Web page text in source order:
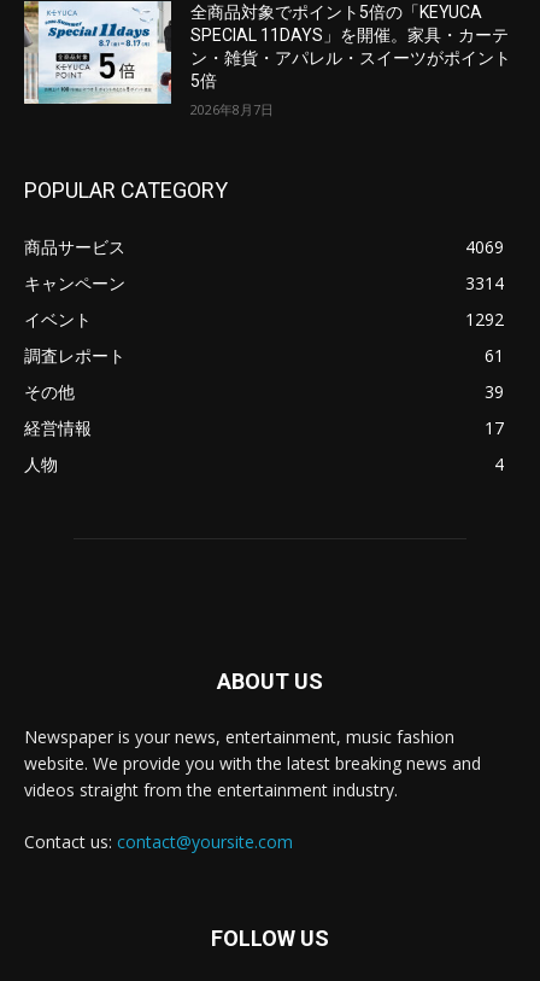
全商品対象でポイント5倍の「KEYUCA
SPECIAL 11DAYS」を開催。家具・カーテ
ン・雑貨・アパレル・スイーツがポイント
5倍
2026年8月7日
POPULAR CATEGORY
商品サービス
4069
キャンペーン
3314
イベント
1292
調査レポート
61
その他
39
経営情報
17
人物
4
ABOUT US
Newspaper is your news, entertainment, music fashion
website. We provide you with the latest breaking news and
videos straight from the entertainment industry.
Contact us: contact@yoursite.com
FOLLOW US